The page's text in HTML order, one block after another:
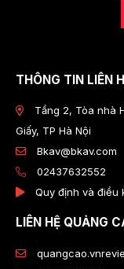
THÔNG TIN LIÊN
Tầng 2, Tòa nhà
Giấy, TP Hà Nội
Bkav@bkav.com
02437632552
Quy định và điều
LIÊN HỆ QUẢNG